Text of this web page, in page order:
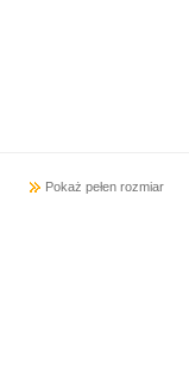
Pokaż pełen rozmiar